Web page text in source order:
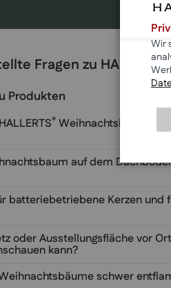
Fragen zu HALLERTS
Produkten
® Weihnachtsbäume
auf dem
batteriebetriebene Kerzen und
oder Ausstellungsfläche vor
kann?
schwer
Wir